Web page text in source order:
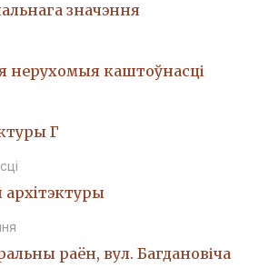
значэння
нерухомыя каштоўнасці
Г
раён, вул. Багдановіча